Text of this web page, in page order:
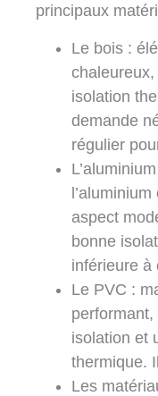
principaux
Le bois :
isolation
demande
régulier
L’aluminium
aspect
bonne
inférieure à
Le PVC :
isolation et
thermique.
Les